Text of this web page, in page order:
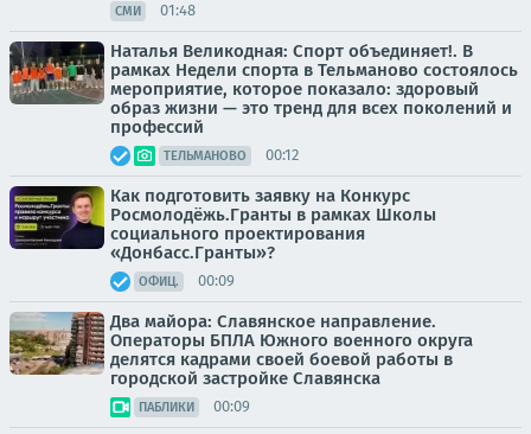
СМИ 01:48
Наталья Великодная: Спорт объединяет!. В
рамках Недели спорта в Тельманово состоялось
мероприятие, которое показало: здоровый
образ жизни — это тренд для всех поколений и
профессий
ТЕЛЬМАНОВО 00:12
Как подготовить заявку на Конкурс
Росмолодёжь.Гранты в рамках Школы
социального проектирования
«Донбасс.Гранты»?
ОФИЦ. 00:09
Два майора: Славянское направление.
Операторы БПЛА Южного военного округа
делятся кадрами своей боевой работы в
городской застройке Славянска
ПАБЛИКИ 00:09